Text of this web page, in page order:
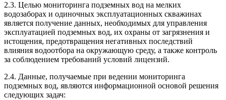
2.3. Целью мониторинга подземных вод на мелких
водозаборах и одиночных эксплуатационных скважинах
является получение данных, необходимых для управления
эксплуатацией подземных вод, их охраны от загрязнения и
истощения, предотвращения негативных последствий
влияния водоотбора на окружающую среду, а также контроль
за соблюдением требований условий лицензий.
2.4. Данные, получаемые при ведении мониторинга
подземных вод, являются информационной основой решения
следующих задач: